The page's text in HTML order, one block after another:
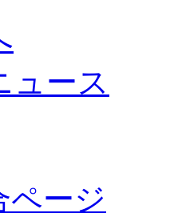
ュース
ページ